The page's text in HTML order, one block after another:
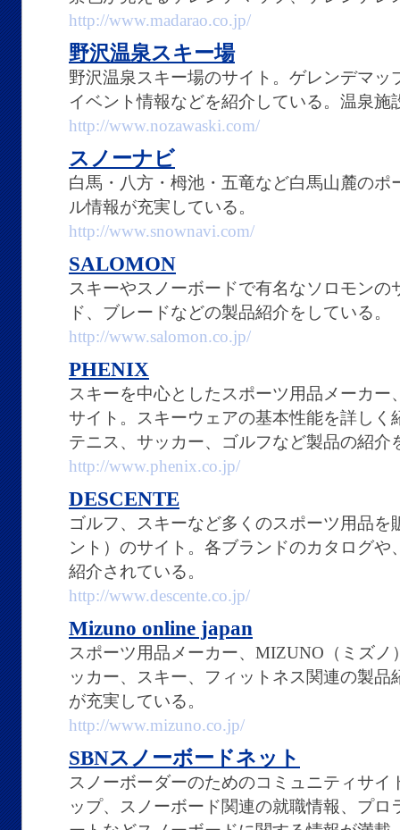
http://www.madarao.co.jp/
野沢温泉スキー場
野沢温泉スキー場のサイト。ゲレンデマ
イベント情報などを紹介している。温泉施
http://www.nozawaski.com/
スノーナビ
白馬・八方・栂池・五竜など白馬山麓の
ル情報が充実している。
http://www.snownavi.com/
SALOMON
スキーやスノーボードで有名なソロモン
ド、ブレードなどの製品紹介をしている。
http://www.salomon.co.jp/
PHENIX
スキーを中心としたスポーツ用品メーカ
サイト。スキーウェアの基本性能を詳しく
テニス、サッカー、ゴルフなど製品の紹介
http://www.phenix.co.jp/
DESCENTE
ゴルフ、スキーなど多くのスポーツ用品を
ント）のサイト。各ブランドのカタログ
紹介されている。
http://www.descente.co.jp/
Mizuno online japan
スポーツ用品メーカー、MIZUNO（ミズ
ッカー、スキー、フィットネス関連の製
が充実している。
http://www.mizuno.co.jp/
SBNスノーボードネット
スノーボーダーのためのコミュニティサ
ップ、スノーボード関連の就職情報、プ